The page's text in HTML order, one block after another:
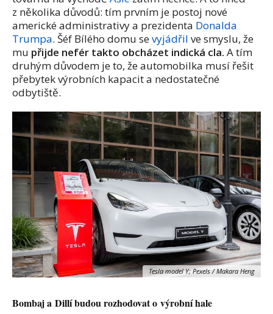
z několika důvodů: tím prvním je postoj nové
americké administrativy a prezidenta Donalda
Trumpa. Šéf Bílého domu sevyjádřil ve smyslu, že
mu přijde nefér takto obcházet indická cla. A tím
druhým důvodem je to, že automobilka musí řešit
přebytek výrobních kapacit a nedostatečné
odbytiště.
Tesla model Y; Pexels / Makara Heng
Bombaj a Dillí budou rozhodovat o výrobní hale